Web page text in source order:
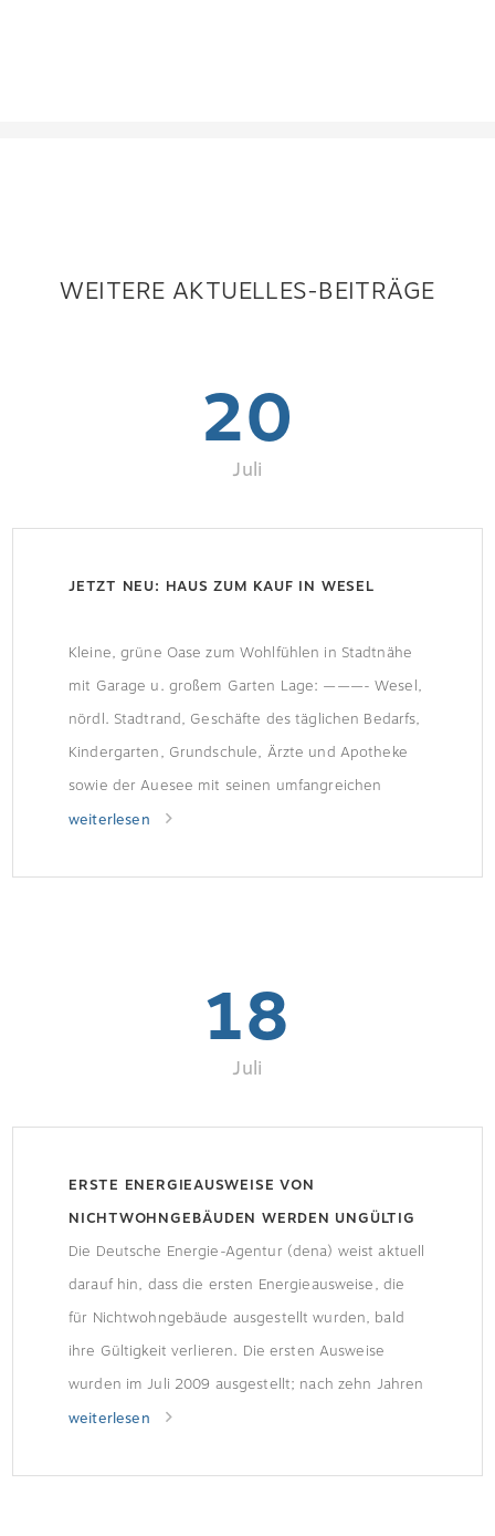
WEITERE AKTUELLES-BEITRÄGE
20
Juli
JETZT NEU: HAUS ZUM KAUF IN WESEL
Kleine, grüne Oase zum Wohlfühlen in Stadtnähe
mit Garage u. großem Garten Lage: ———- Wesel,
nördl. Stadtrand, Geschäfte des täglichen Bedarfs,
Kindergarten, Grundschule, Ärzte und Apotheke
sowie der Auesee mit seinen umfangreichen
Freizeit- und Sportmöglichkeiten sind in wenigen
wenigen Autominuten, mit dem Rad oder
weiterlesen
18
Juli
ERSTE ENERGIEAUSWEISE VON
NICHTWOHNGEBÄUDEN WERDEN UNGÜLTIG
Die Deutsche Energie-Agentur (dena) weist aktuell
darauf hin, dass die ersten Energieausweise, die
für Nichtwohngebäude ausgestellt wurden, bald
ihre Gültigkeit verlieren. Die ersten Ausweise
wurden im Juli 2009 ausgestellt; nach zehn Jahren
verlieren sie ihre Gültigkeit. Wer muss handeln?
Immobile in Zukunft verpachten, vermieten oder
weiterlesen